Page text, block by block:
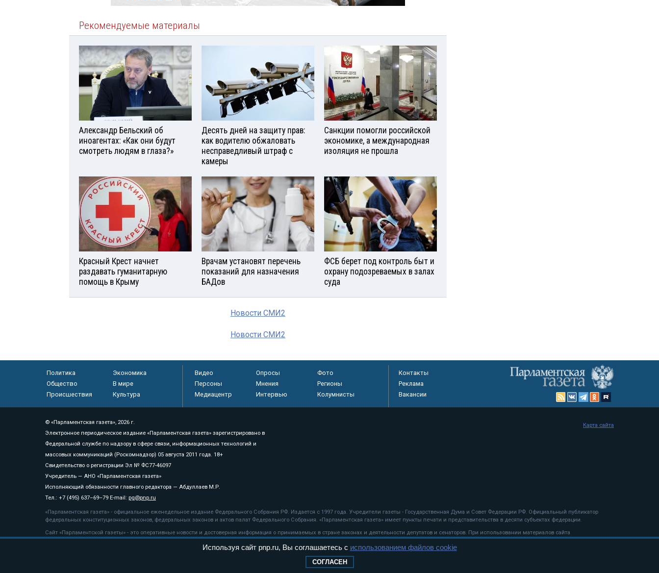
Рекомендуемые материалы
Александр Бельский об
иноагентах: «Как они будут
смотреть людям в глаза?»
Десять дней на защиту прав:
как водителю обжаловать
несправедливый штраф с
камеры
Санкции помогли российской
экономике, а международная
изоляция не прошла
Красный Крест начнет
раздавать гуманитарную
помощь в Крыму
Врачам установят перечень
показаний для назначения
БАДов
ФСБ берет под контроль быт и
охрану подозреваемых в залах
суда
Новости СМИ2
Новости СМИ2
Политика
Экономика
Общество
В мире
Происшествия
Культура
Видео Опросы
Фото
Персоны
Мнения
Регионы
Медиацентр
Интервью Колумнисты
Контакты
Реклама
Вакансии
© «Парламентская газета», 2026 г.
Электронное периодическое издание «Парламентская газета» зарегистрировано в
Федеральной службе по надзору в сфере связи, информационных технологий и
массовых коммуникаций (Роскомнадзор) 05 августа 2011 года. 18+
Свидетельство о регистрации Эл № ФС77-46097
Учредитель — АНО «Парламентская газета»
Исполняющий обязанности главного редактора — Абдуллаев М.Р.
Тел.: +7 (495) 637–69–79 E-mail: pg@pnp.ru
«Парламентская газета» - официальное еженедельное издание Федерального Собрания РФ. Издается с 1997 года. Учредители газеты - Государственная Дума и Совет Федерации РФ. Официальный публикатор
федеральных конституционных законов, федеральных законов и актов палат Федерального Собрания. «Парламентская газета» имеет пункты печати и представительства в десяти субъектах федерации.
Сайт «Парламентской газеты» - это оперативные новости и достоверная информация о принимаемых в стране законах и деятельности депутатов и сенаторов. При использовании материалов сайта
«Парламентской газеты» активная ссылка на pnp.ru обязательна.
рекомендательные технологии
Карта сайта
Используя сайт pnp.ru, Вы соглашаетесь с использованием файлов cookie
СОГЛАСЕН